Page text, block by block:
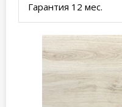
Гарантия 12 мес.